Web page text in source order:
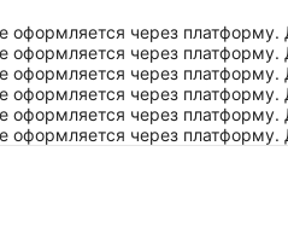
оформляется через
оформляется через
оформляется через
оформляется через
оформляется через
оформляется через